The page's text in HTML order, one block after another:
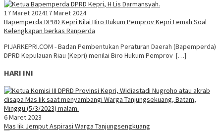
17 Maret 202417 Maret 2024
Bapemperda DPRD Kepri Nilai Biro Hukum Pemprov Kepri Lemah Soal
Kelengkapan berkas Ranperda
PIJARKEPRI.COM - Badan Pembentukan Peraturan Daerah (Bapemperda)
DPRD Kepulauan Riau (Kepri) menilai Biro Hukum Pemprov […]
HARI INI
6 Maret 2023
Mas Iik Jemput Aspirasi Warga Tanjungsengkuang